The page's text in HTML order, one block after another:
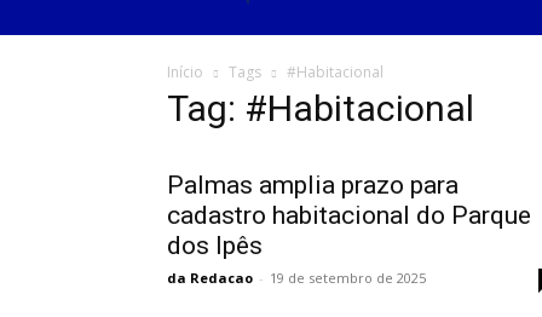
Início Tags #Habitacional
Tag: #Habitacional
Palmas amplia prazo para
cadastro habitacional do Parque
dos Ipês
da Redacao - 19 de setembro de 2025